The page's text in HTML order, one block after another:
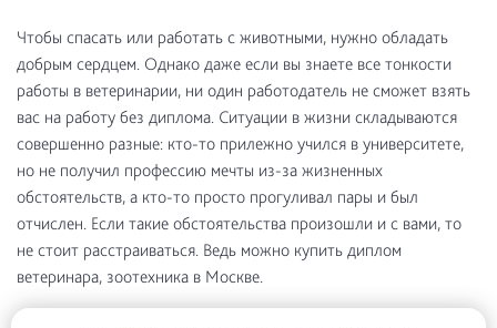
Чтобы спасать или работать с животными, нужно обладать
добрым сердцем. Однако даже если вы знаете все тонкости
работы в ветеринарии, ни один работодатель не сможет взять
вас на работу без диплома. Ситуации в жизни складываются
совершенно разные: кто-то прилежно учился в университете,
но не получил профессию мечты из-за жизненных
обстоятельств, а кто-то просто прогуливал пары и был
отчислен. Если такие обстоятельства произошли и с вами, то
не стоит расстраиваться. Ведь можно купить диплом
ветеринара, зоотехника в Москве.